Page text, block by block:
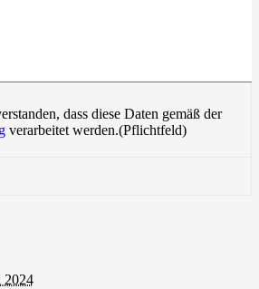
dass diese Daten gemäß der
verarbeitet werden.(Pflichtfeld)
2024